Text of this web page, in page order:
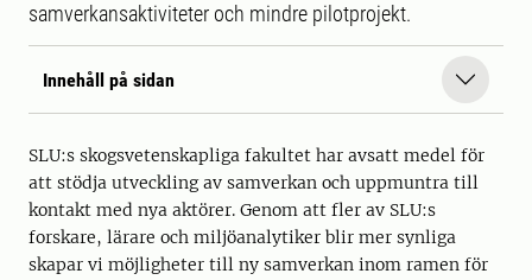
samverkansaktiviteter och mindre pilotprojekt.
Innehåll på sidan
SLU:s skogsvetenskapliga fakultet har avsatt medel för
att stödja utveckling av samverkan och uppmuntra till
kontakt med nya aktörer. Genom att fler av SLU:s
forskare, lärare och miljöanalytiker blir mer synliga
skapar vi möjligheter till ny samverkan inom ramen för